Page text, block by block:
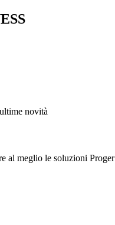
novità
al meglio le soluzioni Proger